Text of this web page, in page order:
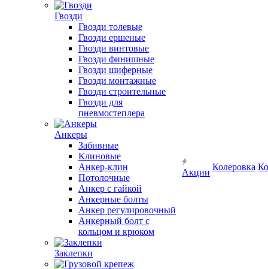
Гвозди
Гвозди толевые
Гвозди ершеные
Гвозди винтовые
Гвозди финишные
Гвозди шиферные
Гвозди монтажные
Гвозди строительные
Гвозди для
пневмостеплера
Анкеры
Забивные
Клиновые
Анкер-клин
Потолочные
Анкер с гайкой
Анкерные болты
Анкер регулировочный
Анкерный болт с
кольцом и крюком
Заклепки
Акции
Колеровка